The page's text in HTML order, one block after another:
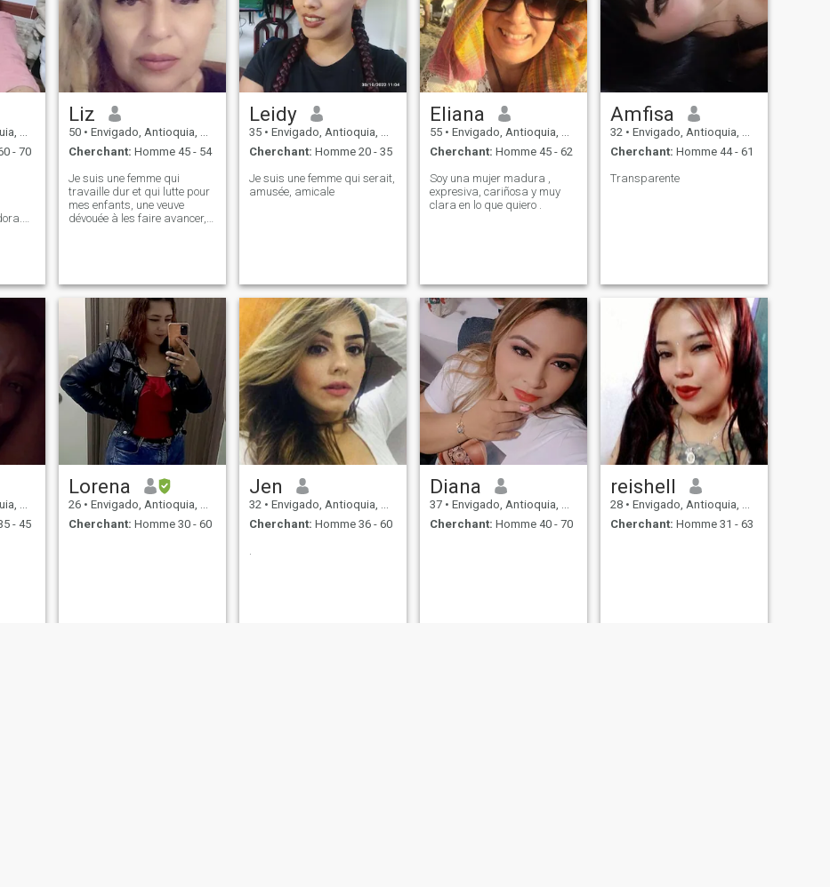
- 70
Liz
50 • Envigado, Antioquia, Colombie
Cherchant: Homme 45 - 54
Je suis une femme qui
travaille dur et qui lutte pour
mes enfants, une veuve
dévouée à les faire avancer,
Leidy
35 • Envigado, Antioquia, Colombie
Cherchant: Homme 20 - 35
Je suis une femme qui serait,
amusée, amicale
Eliana
55 • Envigado, Antioquia, Colombie
Cherchant: Homme 45 - 62
Soy una mujer madura ,
expresiva, cariñosa y muy
clara en lo que quiero .
Amfisa
32 • Envigado, Antioquia, Colombie
Cherchant: Homme 44 - 61
Transparente
- 45
Lorena
26 • Envigado, Antioquia, Colombie
Cherchant: Homme 30 - 60
Jen
32 • Envigado, Antioquia, Colombie
Cherchant: Homme 36 - 60
.
Diana
37 • Envigado, Antioquia, Colombie
Cherchant: Homme 40 - 70
reishell
28 • Envigado, Antioquia, Colombie
Cherchant: Homme 31 - 63